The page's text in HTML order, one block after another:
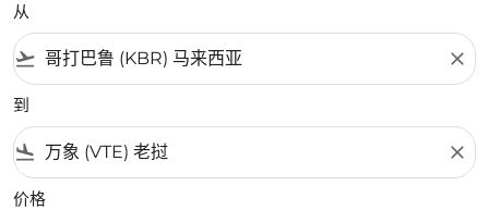
从
flight_takeoff close
到
flight_land close
价格